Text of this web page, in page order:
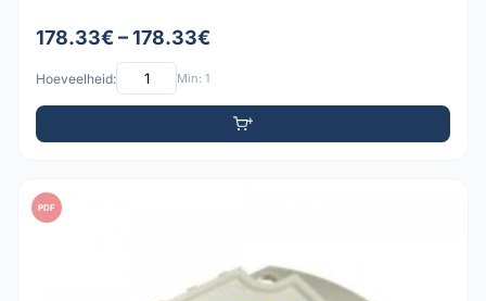
178.33€ – 178.33€
Hoeveelheid: Min: 1
PDF